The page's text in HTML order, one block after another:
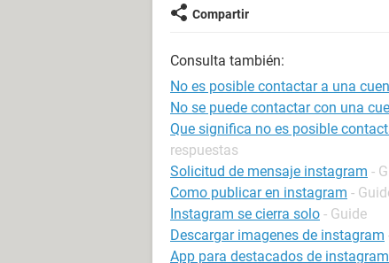
Compartir
Consulta también:
No es posible contactar a una
No se puede contactar con una
Que significa no es posible
respuestas
Solicitud de mensaje instagram -
Como publicar en instagram -
Instagram se cierra solo - Guide
Descargar imagenes de instagram
App para destacados de instagram